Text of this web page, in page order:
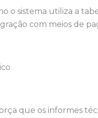
o sistema utiliza a
com meios de
que os informes